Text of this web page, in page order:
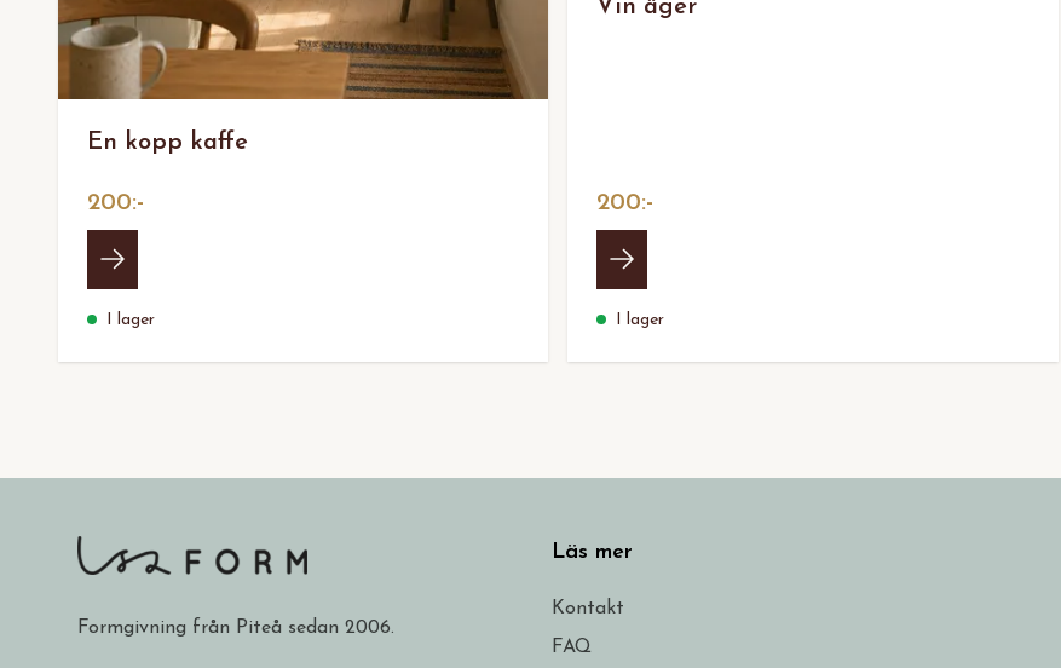
En kopp kaffe
200:-
I lager
Vin äger
200:-
I lager
Formgivning från Piteå sedan 2006.
Läs mer
Kontakt
FAQ